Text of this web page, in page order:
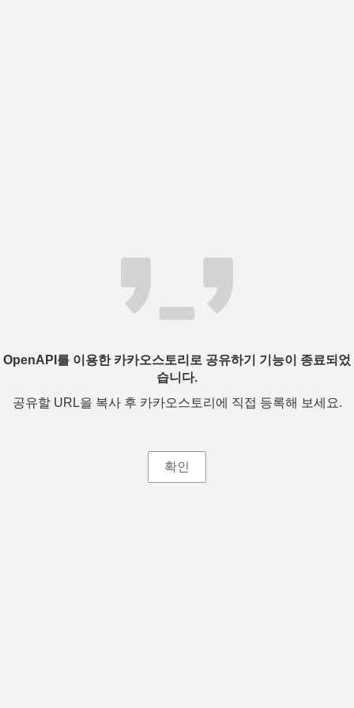
OpenAPI를 이용한 카카오스토리로 공유하기 기능이 종료되었
습니다.
공유할 URL을 복사 후 카카오스토리에 직접 등록해 보세요.
확인